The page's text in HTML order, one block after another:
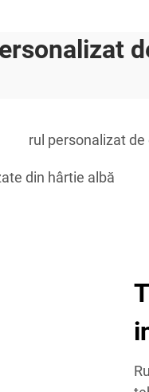
rul personalizat
din hârtie albă